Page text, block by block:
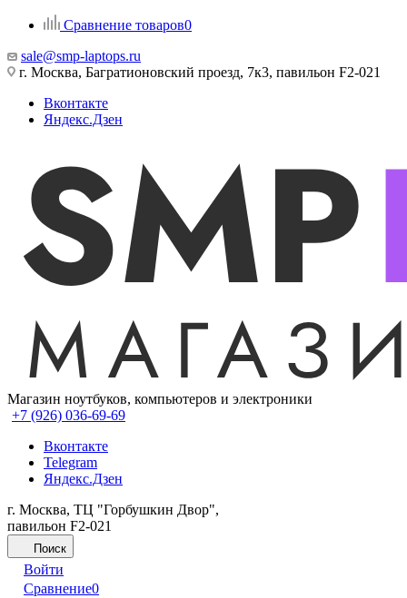
Сравнение товаров0
sale@smp-laptops.ru
г. Москва, Багратионовский проезд, 7к3, павильон F2-021
Вконтакте
Яндекс.Дзен
Магазин ноутбуков, компьютеров и электроники
+7 (926) 036-69-69
Вконтакте
Telegram
Яндекс.Дзен
г. Москва, ТЦ "Горбушкин Двор",
павильон F2-021
Поиск
Войти
Сравнение0